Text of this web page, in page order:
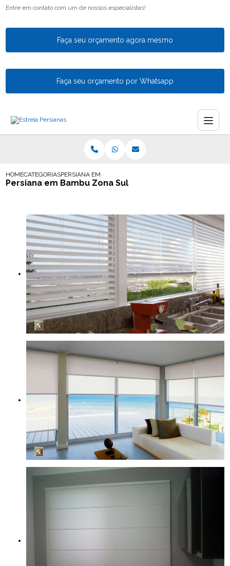
Entre em contato com um de nossos especialistas!
Faça seu orçamento agora mesmo
Faça seu orçamento por Whatsapp
HOMECATEGORIASPERSIANA EM BAMBU ZONA SUL
Persiana em Bambu Zona Sul